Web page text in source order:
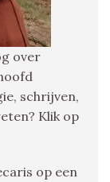
over
schrijven,
Klik op
op een